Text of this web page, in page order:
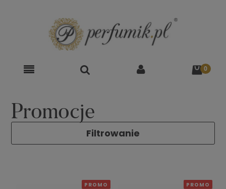
Promocje
Filtrowanie
PROMO PROMO